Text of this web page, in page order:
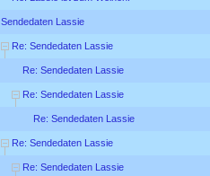
Sendedaten Lassie
Re: Sendedaten Lassie
Re: Sendedaten Lassie
Re: Sendedaten Lassie
Re: Sendedaten Lassie
Re: Sendedaten Lassie
Re: Sendedaten Lassie